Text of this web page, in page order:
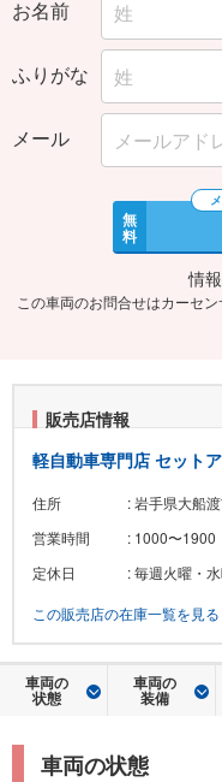
料
情
販売店情報
軽自動車専門店 セット
住所
: 岩手県大船
営業時間
: 1000〜1900
定休日
: 毎週火曜・水
この販売店の在庫一覧を見る
車両の
状態
車両の
装備